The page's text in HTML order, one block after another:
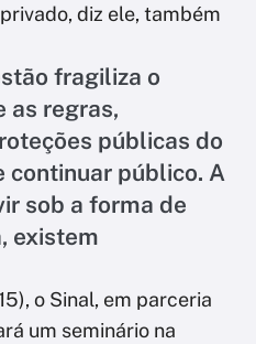
diz ele, também
fragiliza o
as regras,
públicas do
continuar público. A
sob a forma de
existem
o Sinal, em parceria
um seminário na